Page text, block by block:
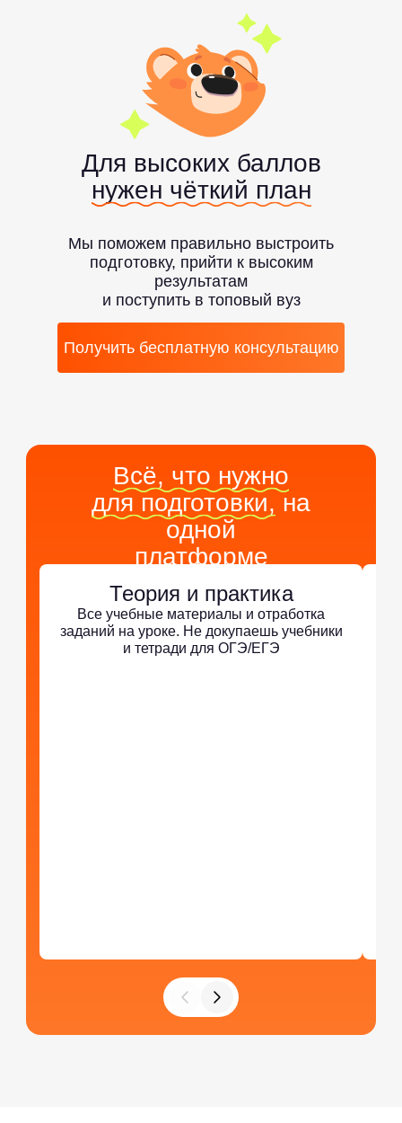
Для высоких баллов
нужен чёткий план
Мы поможем правильно выстроить
подготовку, прийти к высоким
результатам
и поступить в топовый вуз
Получить бесплатную консультацию
Теория и практика
Все учебные материалы и отработка
заданий на уроке. Не докупаешь учебники
и тетради для ОГЭ/ЕГЭ
Всё, что нужно
для подготовки, на
одной
платформе